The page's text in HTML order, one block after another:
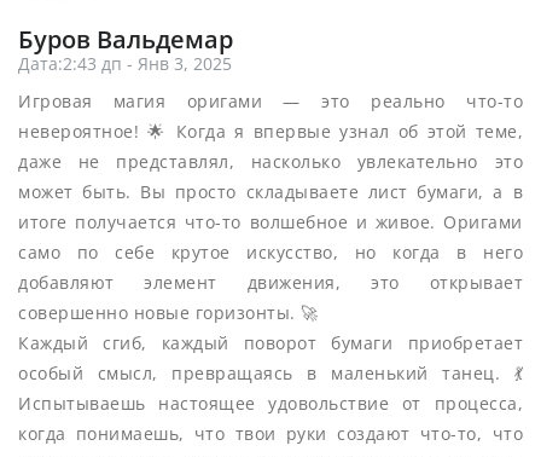
Буров Вальдемар
Дата:2:43 дп - Янв 3, 2025
Игровая магия оригами — это реально что-то
невероятное! 🌟 Когда я впервые узнал об этой теме,
даже не представлял, насколько увлекательно это
может быть. Вы просто складываете лист бумаги, а в
итоге получается что-то волшебное и живое. Оригами
само по себе крутое искусство, но когда в него
добавляют элемент движения, это открывает
совершенно новые горизонты. 🚀
Каждый сгиб, каждый поворот бумаги приобретает
особый смысл, превращаясь в маленький танец. 💃
Испытываешь настоящее удовольствие от процесса,
когда понимаешь, что твои руки создают что-то, что